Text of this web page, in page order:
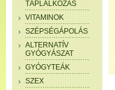
TÁPLÁLKOZÁS
VITAMINOK
SZÉPSÉGÁPOLÁS
ALTERNATÍV
GYÓGYÁSZAT
GYÓGYTEÁK
SZEX